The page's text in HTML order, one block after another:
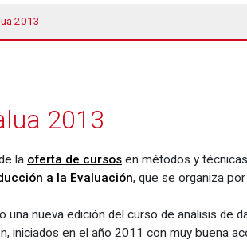
2013
2013
la oferta de cursos en métodos y
a la Evaluación, que se organiza
una nueva edición del curso de análisis de
iniciados en el año 2011 con muy buena